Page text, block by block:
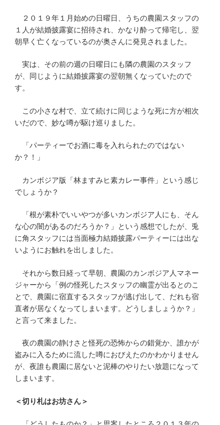
２０１９年１月始めの日曜日、うちの農園スタッフの
１人が結婚披露宴に招待され、かなり酔って帰宅し、翌
朝早く亡くなっているのが奥さんに発見されました。
実は、その前の週の日曜日にも隣の農園のスタッフ
が、同じように結婚披露宴の翌朝無くなっていたので
す。
この小さな村で、立て続けに同じような死に方が相次
いだので、妙な噂が駆け巡りました。
「パーティーでお酒に毒を入れられたのではない
か？！」
カンボジア版「林ますみヒ素カレー事件」という感じ
でしょうか？
「根が素朴でいいやつが多いカンボジア人にも、そん
な心の闇があるのだろうか？」という感想でしたが、兎
に角スタッフには当面極力結婚披露パーティーには出な
いようにお触れを出しました。
それから数日経って早朝、農園のカンボジア人マネー
ジャーから「例の怪死したスタッフの幽霊が出るとのこ
とで、農園に宿直するスタッフが逃げ出して、だれも宿
直者が居なくなってしまいます。どうしましょうか？」
と言って来ました。
夜の農園の静けさと怪死の恐怖からの錯覚か、誰かが
盗みに入るために流した噂におびえたのかわかりません
が、夜誰も農園に居ないと泥棒のやりたい放題になって
しまいます。
＜切り札はお坊さん＞